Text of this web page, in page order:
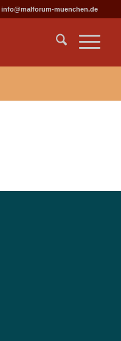
info@malforum-muenchen.de